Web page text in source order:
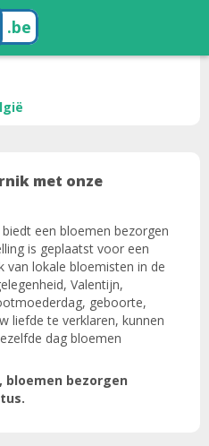
.be
met onze
een bloemen bezorgen
is geplaatst voor een
van lokale bloemisten in de
Valentijn,
geboorte,
liefde te verklaren, kunnen
dag bloemen
bloemen bezorgen